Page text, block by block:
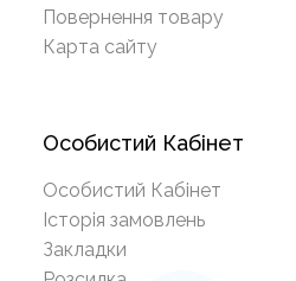
Повернення товару
Карта сайту
Особистий Кабінет
Особистий Кабінет
Історія замовлень
Закладки